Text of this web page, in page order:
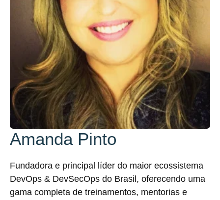
Amanda Pinto
Fundadora e principal líder do maior ecossistema
DevOps & DevSecOps do Brasil, oferecendo uma
gama completa de treinamentos, mentorias e